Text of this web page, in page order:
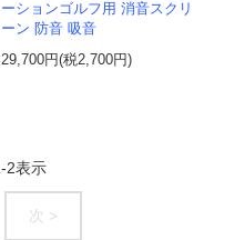
ーションゴルフ用 消音スクリ
ーン 防音 吸音
29,700円(税2,700円)
-2表示
次 >